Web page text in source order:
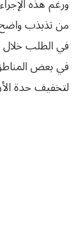
من تذبذب واضح
في الطلب
في بعض
لتخفيف حدة